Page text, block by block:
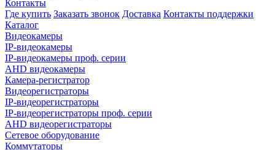
Контакты
Где купить Заказать звонок Доставка Контакты поддержки
Каталог
Видеокамеры
IP-видеокамеры
IP-видеокамеры проф. серии
AHD видеокамеры
Камера-регистратор
Видеорегистраторы
IP-видеорегистраторы
IP-видеорегистраторы проф. серии
AHD видеорегистраторы
Сетевое оборудование
Коммутаторы